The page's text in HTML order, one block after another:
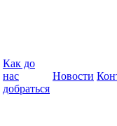
Как до
нас
добраться
Новости